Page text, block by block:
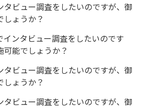
タビュー調査をしたいのですが、御
ょうか？
インタビュー調査をしたいのです
能でしょうか？
タビュー調査をしたいのですが、御
ょうか？
タビュー調査をしたいのですが、御